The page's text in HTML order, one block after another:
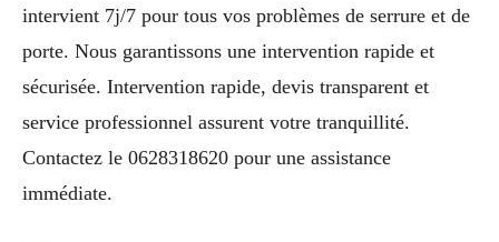
intervient 7j/7 pour tous vos problèmes de serrure et de
porte. Nous garantissons une intervention rapide et
sécurisée. Intervention rapide, devis transparent et
service professionnel assurent votre tranquillité.
Contactez le 0628318620 pour une assistance
immédiate.